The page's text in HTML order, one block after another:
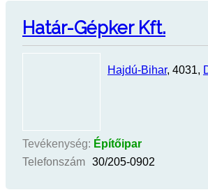
Határ-Gépker Kft.
Hajdú-Bihar, 4031,
Tevékenység: Építőipar
Telefonszám 30/205-0902